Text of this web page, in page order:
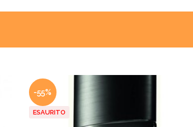
-55%
ESAURITO